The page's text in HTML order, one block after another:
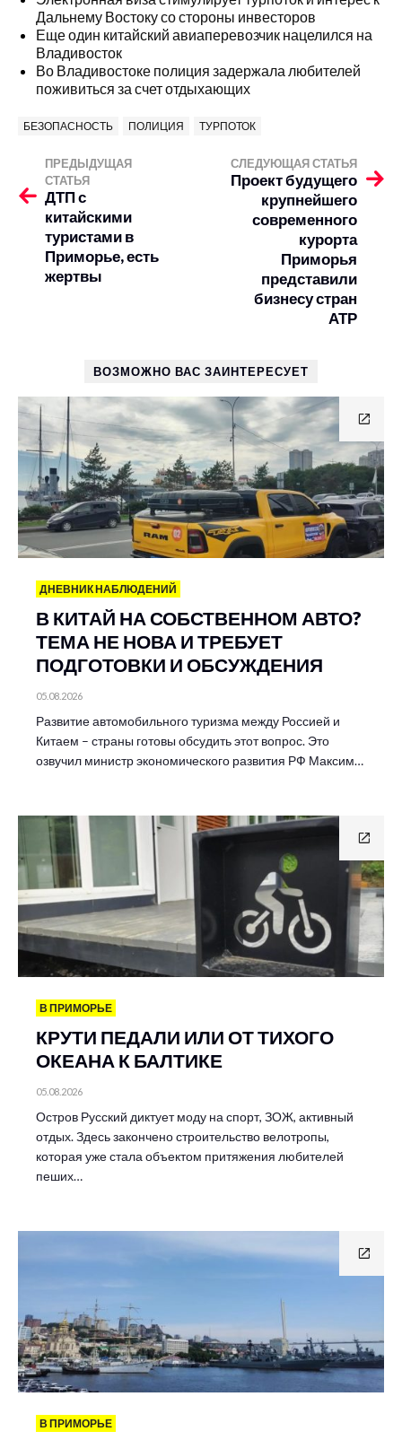
Дальнему Востоку со стороны инвесторов
Еще один китайский авиаперевозчик нацелился на
Владивосток
Во Владивостоке полиция задержала любителей
поживиться за счет отдыхающих
БЕЗОПАСНОСТЬ ПОЛИЦИЯ ТУРПОТОК
ПРЕДЫДУЩАЯ
СТАТЬЯ
ДТП с
китайскими
туристами в
Приморье, есть
жертвы
СЛЕДУЮЩАЯ СТАТЬЯ
Проект будущего
крупнейшего
современного
курорта
Приморья
представили
бизнесу стран
АТР
ВОЗМОЖНО ВАС ЗАИНТЕРЕСУЕТ
ДНЕВНИК НАБЛЮДЕНИЙ
В КИТАЙ НА СОБСТВЕННОМ АВТО?
ТЕМА НЕ НОВА И ТРЕБУЕТ
ПОДГОТОВКИ И ОБСУЖДЕНИЯ
05.08.2026
Развитие автомобильного туризма между Россией и
Китаем – страны готовы обсудить этот вопрос. Это
озвучил министр экономического развития РФ Максим…
В ПРИМОРЬЕ
КРУТИ ПЕДАЛИ ИЛИ ОТ ТИХОГО
ОКЕАНА К БАЛТИКЕ
05.08.2026
Остров Русский диктует моду на спорт, ЗОЖ, активный
отдых. Здесь закончено строительство велотропы,
которая уже стала объектом притяжения любителей
пеших…
В ПРИМОРЬЕ